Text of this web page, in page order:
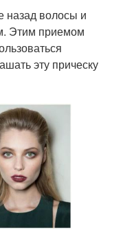
назад волосы и
Этим приемом
эту прическу